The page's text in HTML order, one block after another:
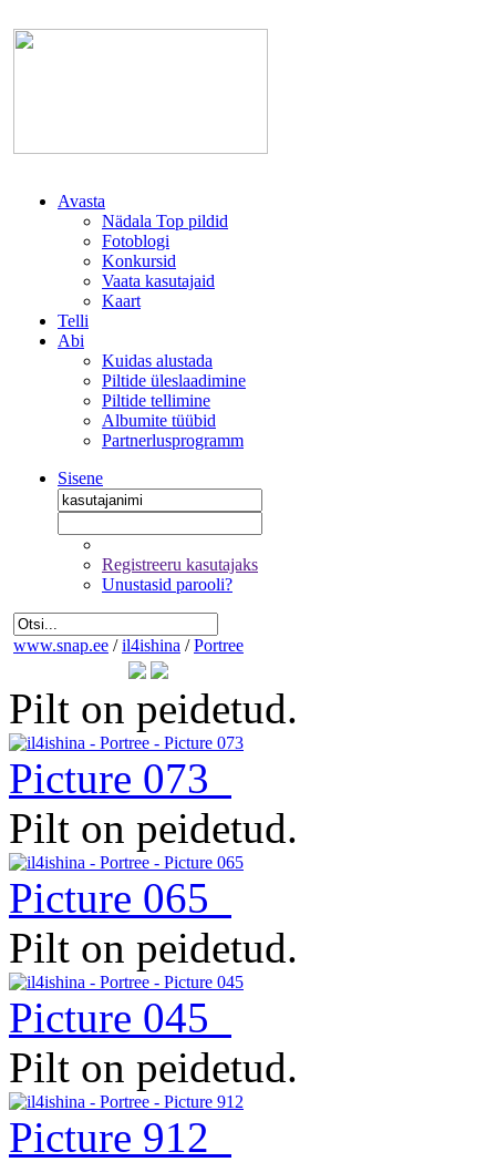
Avasta
Nädala Top pildid
Fotoblogi
Konkursid
Vaata kasutajaid
Kaart
Telli
Abi
Kuidas alustada
Piltide üleslaadimine
Piltide tellimine
Albumite tüübid
Partnerlusprogramm
Sisene
Registreeru kasutajaks
Unustasid parooli?
www.snap.ee / il4ishina / Portree
Pilt on peidetud.
Picture 073
Pilt on peidetud.
Picture 065
Pilt on peidetud.
Picture 045
Pilt on peidetud.
Picture 912